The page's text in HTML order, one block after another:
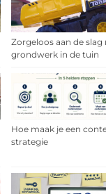
Zorgeloos aan de slag
grondwerk in de tuin
Hoe maak je een
strategie